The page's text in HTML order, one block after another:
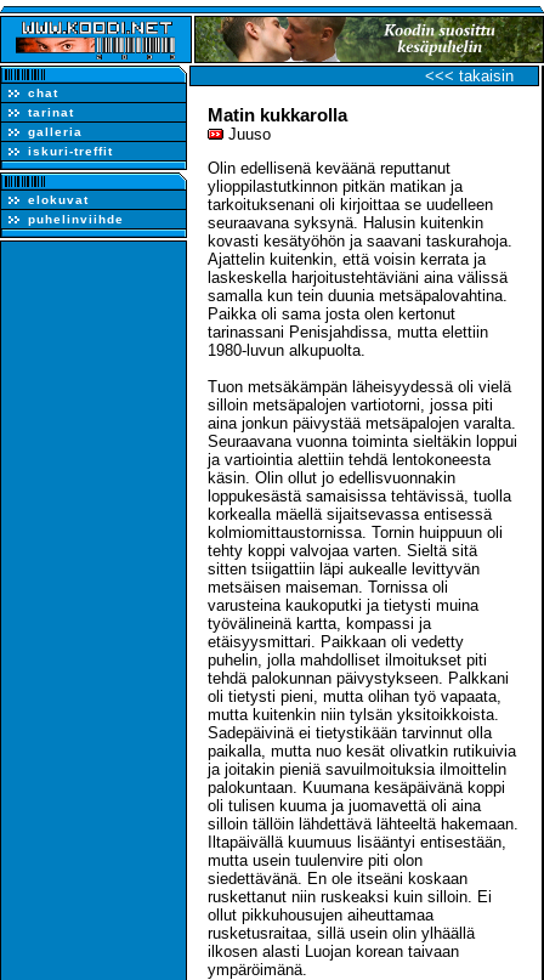
chat
tarinat
galleria
iskuri-treffit
elokuvat
puhelinviihde
<<< takaisin
Matin kukkarolla
Juuso
Olin edellisenä keväänä reputtanut
ylioppilastutkinnon pitkän matikan ja
tarkoituksenani oli kirjoittaa se uudelleen
seuraavana syksynä. Halusin kuitenkin
kovasti kesätyöhön ja saavani taskurahoja.
Ajattelin kuitenkin, että voisin kerrata ja
laskeskella harjoitustehtäviäni aina välissä
samalla kun tein duunia metsäpalovahtina.
Paikka oli sama josta olen kertonut
tarinassani Penisjahdissa, mutta elettiin
1980-luvun alkupuolta.
Tuon metsäkämpän läheisyydessä oli vielä
silloin metsäpalojen vartiotorni, jossa piti
aina jonkun päivystää metsäpalojen varalta.
Seuraavana vuonna toiminta sieltäkin loppui
ja vartiointia alettiin tehdä lentokoneesta
käsin. Olin ollut jo edellisvuonnakin
loppukesästä samaisissa tehtävissä, tuolla
korkealla mäellä sijaitsevassa entisessä
kolmiomittaustornissa. Tornin huippuun oli
tehty koppi valvojaa varten. Sieltä sitä
sitten tsiigattiin läpi aukealle levittyvän
metsäisen maiseman. Tornissa oli
varusteina kaukoputki ja tietysti muina
työvälineinä kartta, kompassi ja
etäisyysmittari. Paikkaan oli vedetty
puhelin, jolla mahdolliset ilmoitukset piti
tehdä palokunnan päivystykseen. Palkkani
oli tietysti pieni, mutta olihan työ vapaata,
mutta kuitenkin niin tylsän yksitoikkoista.
Sadepäivinä ei tietystikään tarvinnut olla
paikalla, mutta nuo kesät olivatkin rutikuivia
ja joitakin pieniä savuilmoituksia ilmoittelin
palokuntaan. Kuumana kesäpäivänä koppi
oli tulisen kuuma ja juomavettä oli aina
silloin tällöin lähdettävä lähteeltä hakemaan.
Iltapäivällä kuumuus lisääntyi entisestään,
mutta usein tuulenvire piti olon
siedettävänä. En ole itseäni koskaan
ruskettanut niin ruskeaksi kuin silloin. Ei
ollut pikkuhousujen aiheuttamaa
rusketusraitaa, sillä usein olin ylhäällä
ilkosen alasti Luojan korean taivaan
ympäröimänä.